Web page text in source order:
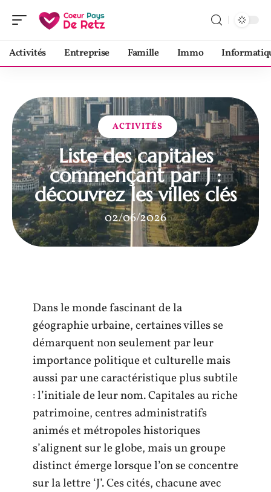
Activités Entreprise Famille Immo
ACTIVITÉS
Liste des capitales
commençant par J :
découvrez les villes clés
02/06/2026
Dans le monde fascinant de la
géographie urbaine, certaines villes se
démarquent non seulement par leur
importance politique et culturelle mais
aussi par une caractéristique plus subtile
: l’initiale de leur nom. Capitales au riche
patrimoine, centres administratifs
animés et métropoles historiques
s’alignent sur le globe, mais un groupe
distinct émerge lorsque l’on se concentre
sur la lettre ‘J’. Ces cités, chacune avec